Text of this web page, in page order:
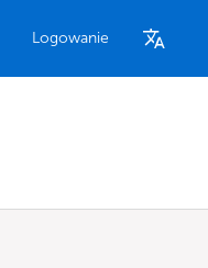
Logowanie